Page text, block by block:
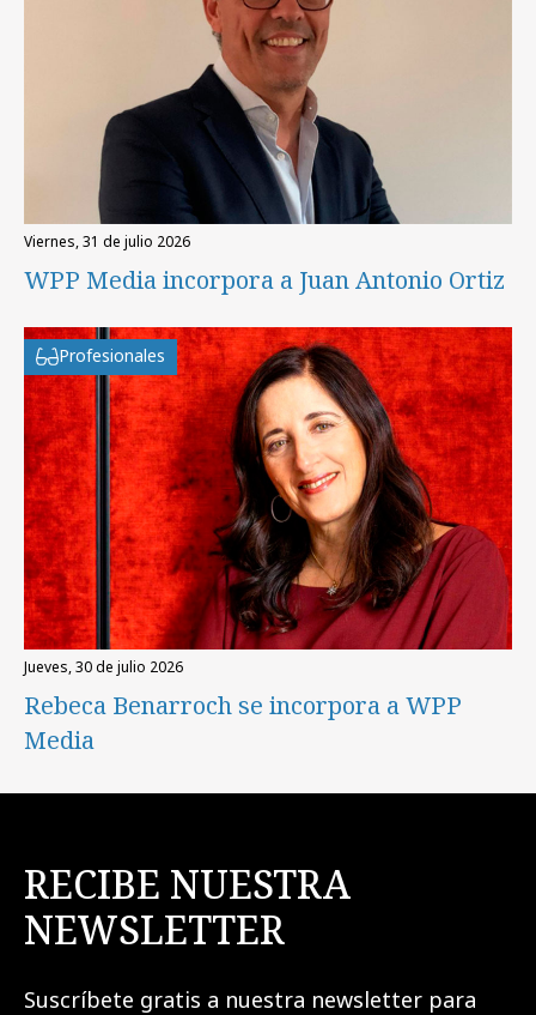
viernes, 31 de julio 2026
WPP Media incorpora a Juan Antonio Ortiz
Profesionales
jueves, 30 de julio 2026
Rebeca Benarroch se incorpora a WPP
Media
RECIBE NUESTRA
NEWSLETTER
Suscríbete gratis a nuestra newsletter para